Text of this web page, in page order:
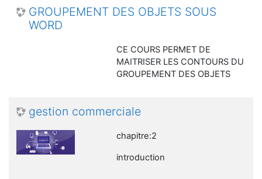
GROUPEMENT DES OBJETS SOUS
WORD
CE COURS PERMET DE
MAITRISER LES CONTOURS DU
GROUPEMENT DES OBJETS
gestion commerciale
chapitre:2
introduction